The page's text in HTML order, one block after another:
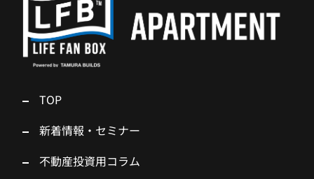
TOP
新着情報・セミナー
不動産投資用コラム